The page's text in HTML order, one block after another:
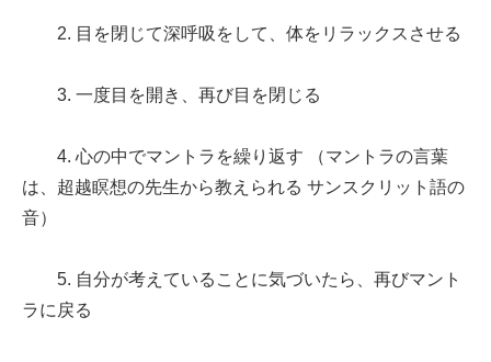
2. 目を閉じて深呼吸をして、体をリラックスさせる
3. 一度目を開き、再び目を閉じる
4. 心の中でマントラを繰り返す （マントラの言葉
は、超越瞑想の先生から教えられる サンスクリット語の
音）
5. 自分が考えていることに気づいたら、再びマント
ラに戻る